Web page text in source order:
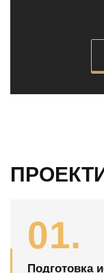
01.
Подготовка